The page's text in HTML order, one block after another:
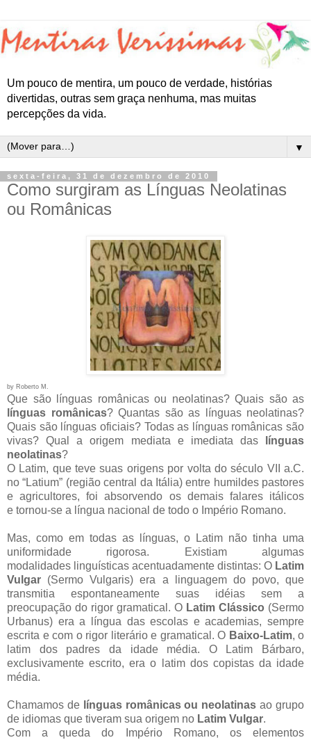
Um pouco de mentira, um pouco de verdade, histórias
divertidas, outras sem graça nenhuma, mas muitas
percepções da vida.
▼
sexta-feira, 31 de dezembro de 2010
Como surgiram as Línguas Neolatinas
ou Românicas
by Roberto M.
Que são línguas românicas ou neolatinas? Quais são as
línguas românicas? Quantas são as línguas neolatinas?
Quais são línguas oficiais? Todas as línguas românicas são
vivas? Qual a origem mediata e imediata das
línguas
neolatinas?
O Latim, que teve suas origens por volta do século VII a.C.
no “Latium” (região central da Itália) entre humildes pastores
e agricultores, foi absorvendo os demais falares itálicos
e tornou-se a língua nacional de todo o Império Romano.
Mas, como em todas as línguas, o Latim não tinha uma
uniformidade rigorosa. Existiam algumas
modalidades linguísticas acentuadamente distintas: O Latim
Vulgar (Sermo Vulgaris) era a linguagem do povo, que
transmitia espontaneamente suas idéias sem a
preocupação do rigor gramatical. O Latim Clássico (Sermo
Urbanus) era a língua das escolas e academias, sempre
escrita e com o rigor literário e gramatical. O Baixo-Latim, o
latim dos padres da idade média. O Latim Bárbaro,
exclusivamente escrito, era o latim dos copistas da idade
média.
Chamamos de línguas românicas ou neolatinas ao grupo
de idiomas que tiveram sua origem no Latim Vulgar.
Com a queda do Império Romano, os elementos